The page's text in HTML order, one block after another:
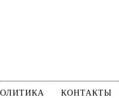
КОНТАКТЫ